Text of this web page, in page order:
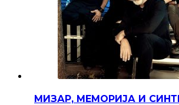
МИЗАР, МЕМОРИЈА И